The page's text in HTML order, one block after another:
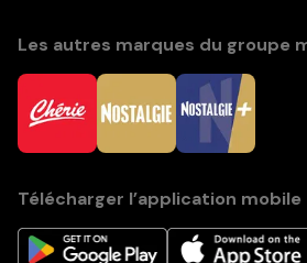
Les autres marques du groupe
Télécharger l’application mobile